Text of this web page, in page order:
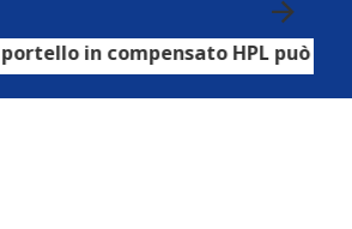
HPL può essere